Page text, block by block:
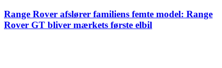
Range Rover afslører familiens femte model: Range
Rover GT bliver mærkets første elbil